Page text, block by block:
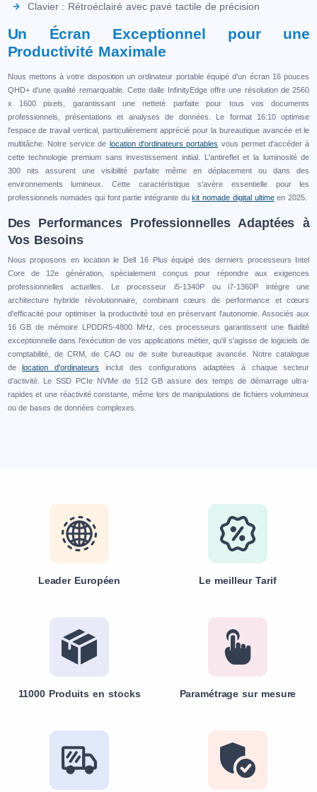
Clavier : Rétroéclairé avec pavé tactile de précision
Un Écran Exceptionnel pour une
Productivité Maximale
Nous mettons à votre disposition un ordinateur portable équipé d'un écran 16 pouces
QHD+ d'une qualité remarquable. Cette dalle InfinityEdge offre une résolution de 2560
x 1600 pixels, garantissant une netteté parfaite pour tous vos documents
professionnels, présentations et analyses de données. Le format 16:10 optimise
l'espace de travail vertical, particulièrement apprécié pour la bureautique avancée et le
multitâche. Notre service de location d'ordinateurs portables vous permet d'accéder à
cette technologie premium sans investissement initial. L'antireflet et la luminosité de
300 nits assurent une visibilité parfaite même en déplacement ou dans des
environnements lumineux. Cette caractéristique s'avère essentielle pour les
professionnels nomades qui font partie intégrante dukit nomade digital ultimeen 2025.
Des Performances Professionnelles Adaptées à
Vos Besoins
Nous proposons en location le Dell 16 Plus équipé des derniers processeurs Intel
Core de 12e génération, spécialement conçus pour répondre aux exigences
professionnelles actuelles. Le processeur i5-1340P ou i7-1360P intègre une
architecture hybride révolutionnaire, combinant cœurs de performance et cœurs
d'efficacité pour optimiser la productivité tout en préservant l'autonomie. Associés aux
16 GB de mémoire LPDDR5-4800 MHz, ces processeurs garantissent une fluidité
exceptionnelle dans l'exécution de vos applications métier, qu'il s'agisse de logiciels de
comptabilité, de CRM, de CAO ou de suite bureautique avancée. Notre catalogue
delocation d'ordinateurs
inclut des configurations adaptées à chaque secteur
d'activité. Le SSD PCIe NVMe de 512 GB assure des temps de démarrage ultra-
rapides et une réactivité constante, même lors de manipulations de fichiers volumineux
ou de bases de données complexes.
Leader Européen Le meilleur Tarif
11000 Produits en stocks Paramétrage sur mesure